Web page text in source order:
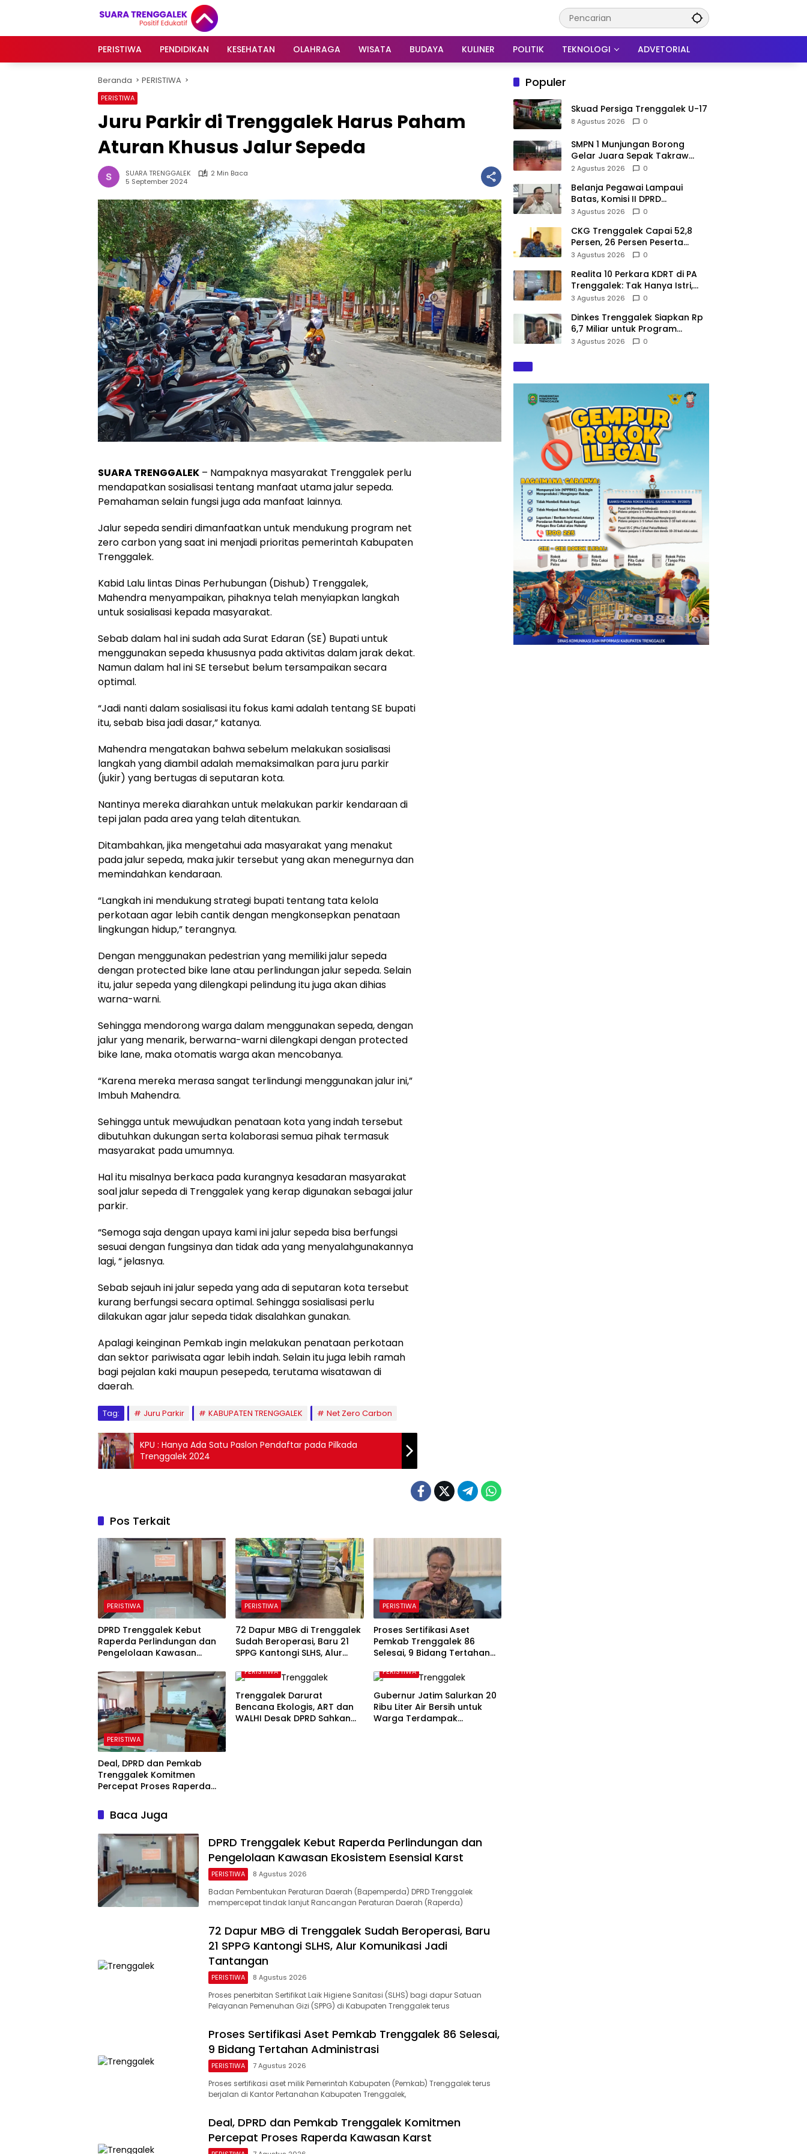
PERISTIWA
PENDIDIKAN KESEHATAN OLAHRAGA WISATA BUDAYA KULINER POLITIK TEKNOLOGI ADVETORIAL
Beranda PERISTIWA
PERISTIWA
Juru Parkir di Trenggalek Harus Paham
Aturan Khusus Jalur Sepeda
SUARA TRENGGALEK
2 Min Baca
5 September 2024
SUARA TRENGGALEK – Nampaknya masyarakat Trenggalek perlu
mendapatkan sosialisasi tentang manfaat utama jalur sepeda.
Pemahaman selain fungsi juga ada manfaat lainnya.
Jalur sepeda sendiri dimanfaatkan untuk mendukung program net
zero carbon yang saat ini menjadi prioritas pemerintah Kabupaten
Trenggalek.
Kabid Lalu lintas Dinas Perhubungan (Dishub) Trenggalek,
Mahendra menyampaikan, pihaknya telah menyiapkan langkah
untuk sosialisasi kepada masyarakat.
Sebab dalam hal ini sudah ada Surat Edaran (SE) Bupati untuk
menggunakan sepeda khususnya pada aktivitas dalam jarak dekat.
Namun dalam hal ini SE tersebut belum tersampaikan secara
optimal.
“Jadi nanti dalam sosialisasi itu fokus kami adalah tentang SE bupati
itu, sebab bisa jadi dasar,” katanya.
Mahendra mengatakan bahwa sebelum melakukan sosialisasi
langkah yang diambil adalah memaksimalkan para juru parkir
(jukir) yang bertugas di seputaran kota.
Nantinya mereka diarahkan untuk melakukan parkir kendaraan di
tepi jalan pada area yang telah ditentukan.
Ditambahkan, jika mengetahui ada masyarakat yang menakut
pada jalur sepeda, maka jukir tersebut yang akan menegurnya dan
memindahkan kendaraan.
“Langkah ini mendukung strategi bupati tentang tata kelola
perkotaan agar lebih cantik dengan mengkonsepkan penataan
lingkungan hidup,” terangnya.
Dengan menggunakan pedestrian yang memiliki jalur sepeda
dengan protected bike lane atau perlindungan jalur sepeda. Selain
itu, jalur sepeda yang dilengkapi pelindung itu juga akan dihias
warna-warni.
Sehingga mendorong warga dalam menggunakan sepeda, dengan
jalur yang menarik, berwarna-warni dilengkapi dengan protected
bike lane, maka otomatis warga akan mencobanya.
“Karena mereka merasa sangat terlindungi menggunakan jalur ini,”
Imbuh Mahendra.
Sehingga untuk mewujudkan penataan kota yang indah tersebut
dibutuhkan dukungan serta kolaborasi semua pihak termasuk
masyarakat pada umumnya.
Hal itu misalnya berkaca pada kurangnya kesadaran masyarakat
soal jalur sepeda di Trenggalek yang kerap digunakan sebagai jalur
parkir.
“Semoga saja dengan upaya kami ini jalur sepeda bisa berfungsi
sesuai dengan fungsinya dan tidak ada yang menyalahgunakannya
lagi, “ jelasnya.
Sebab sejauh ini jalur sepeda yang ada di seputaran kota tersebut
kurang berfungsi secara optimal. Sehingga sosialisasi perlu
dilakukan agar jalur sepeda tidak disalahkan gunakan.
Apalagi keinginan Pemkab ingin melakukan penataan perkotaan
dan sektor pariwisata agar lebih indah. Selain itu juga lebih ramah
bagi pejalan kaki maupun pesepeda, terutama wisatawan di
daerah.
Tag: Juru Parkir KABUPATEN TRENGGALEK Net Zero Carbon
KPU : Hanya Ada Satu Paslon Pendaftar pada Pilkada
Trenggalek 2024
Pos Terkait
PERISTIWA
DPRD Trenggalek Kebut
Raperda Perlindungan dan
Pengelolaan Kawasan
PERISTIWA
72 Dapur MBG di Trenggalek
Sudah Beroperasi, Baru 21
SPPG Kantongi SLHS, Alur
PERISTIWA
Proses Sertifikasi Aset
Pemkab Trenggalek 86
Selesai, 9 Bidang Tertahan
PERISTIWA
Deal, DPRD dan Pemkab
Trenggalek Komitmen
Percepat Proses Raperda
PERISTIWA
Trenggalek Darurat
Bencana Ekologis, ART dan
WALHI Desak DPRD Sahkan
PERISTIWA
Gubernur Jatim Salurkan 20
Ribu Liter Air Bersih untuk
Warga Terdampak
Baca Juga
DPRD Trenggalek Kebut Raperda Perlindungan dan
Pengelolaan Kawasan Ekosistem Esensial Karst
PERISTIWA 8 Agustus 2026
Badan Pembentukan Peraturan Daerah (Bapemperda) DPRD Trenggalek
mempercepat tindak lanjut Rancangan Peraturan Daerah (Raperda)
72 Dapur MBG di Trenggalek Sudah Beroperasi, Baru
21 SPPG Kantongi SLHS, Alur Komunikasi Jadi
Tantangan
PERISTIWA 8 Agustus 2026
Proses penerbitan Sertifikat Laik Higiene Sanitasi (SLHS) bagi dapur Satuan
Pelayanan Pemenuhan Gizi (SPPG) di Kabupaten Trenggalek terus
Proses Sertifikasi Aset Pemkab Trenggalek 86 Selesai,
9 Bidang Tertahan Administrasi
PERISTIWA 7 Agustus 2026
Proses sertifikasi aset milik Pemerintah Kabupaten (Pemkab) Trenggalek terus
berjalan di Kantor Pertanahan Kabupaten Trenggalek,
Deal, DPRD dan Pemkab Trenggalek Komitmen
Percepat Proses Raperda Kawasan Karst
Populer
Skuad Persiga Trenggalek U-17
8 Agustus 2026 0
SMPN 1 Munjungan Borong
Gelar Juara Sepak Takraw
PHBN Trenggalek 2026, Jadi
2 Agustus 2026 0
Belanja Pegawai Lampaui
Batas, Komisi II DPRD
Trenggalek Nilai Pemda Salah
3 Agustus 2026 0
CKG Trenggalek Capai 52,8
Persen, 26 Persen Peserta
Berpotensi Alami Masalah
3 Agustus 2026 0
Realita 10 Perkara KDRT di PA
Trenggalek: Tak Hanya Istri,
Suami Juga Jadi Korban
3 Agustus 2026 0
Dinkes Trenggalek Siapkan Rp
6,7 Miliar untuk Program
Kesehatan Masyarakat di 2027
3 Agustus 2026 0